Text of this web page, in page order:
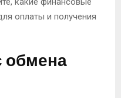
оплаты и получения
обмена